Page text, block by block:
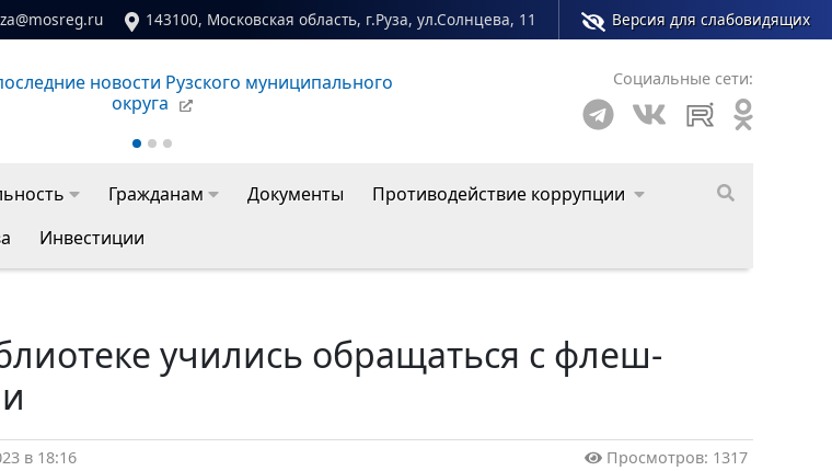
143100, Московская область, г.Руза, ул.Солнцева, 11 Версия для слабовидящих
центра Рузского муниципального округа Социальные сети:
Гражданам Документы
Противодействие коррупции
Инвестиции
учились обращаться с флеш-
в 18:16 Просмотров: 1317